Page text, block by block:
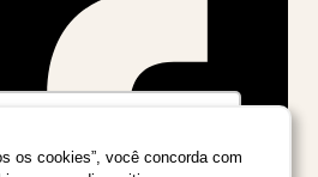
oferecer uma
ao analisar e
os cookies”, você concorda com